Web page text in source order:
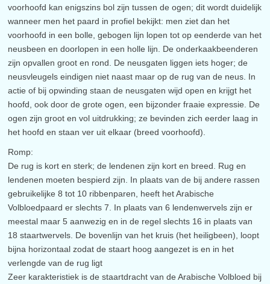
voorhoofd kan enigszins bol zijn tussen de ogen; dit wordt duidelijk
wanneer men het paard in profiel bekijkt: men ziet dan het
voorhoofd in een bolle, gebogen lijn lopen tot op eenderde van het
neusbeen en doorlopen in een holle lijn. De onderkaakbeenderen
zijn opvallen groot en rond. De neusgaten liggen iets hoger; de
neusvleugels eindigen niet naast maar op de rug van de neus. In
actie of bij opwinding staan de neusgaten wijd open en krijgt het
hoofd, ook door de grote ogen, een bijzonder fraaie expressie. De
ogen zijn groot en vol uitdrukking; ze bevinden zich eerder laag in
het hoofd en staan ver uit elkaar (breed voorhoofd).
Romp:
De rug is kort en sterk; de lendenen zijn kort en breed. Rug en
lendenen moeten bespierd zijn. In plaats van de bij andere rassen
gebruikelijke 8 tot 10 ribbenparen, heeft het Arabische
Volbloedpaard er slechts 7. In plaats van 6 lendenwervels zijn er
meestal maar 5 aanwezig en in de regel slechts 16 in plaats van
18 staartwervels. De bovenlijn van het kruis (het heiligbeen), loopt
bijna horizontaal zodat de staart hoog aangezet is en in het
verlengde van de rug ligt
Zeer karakteristiek is de staartdracht van de Arabische Volbloed bij